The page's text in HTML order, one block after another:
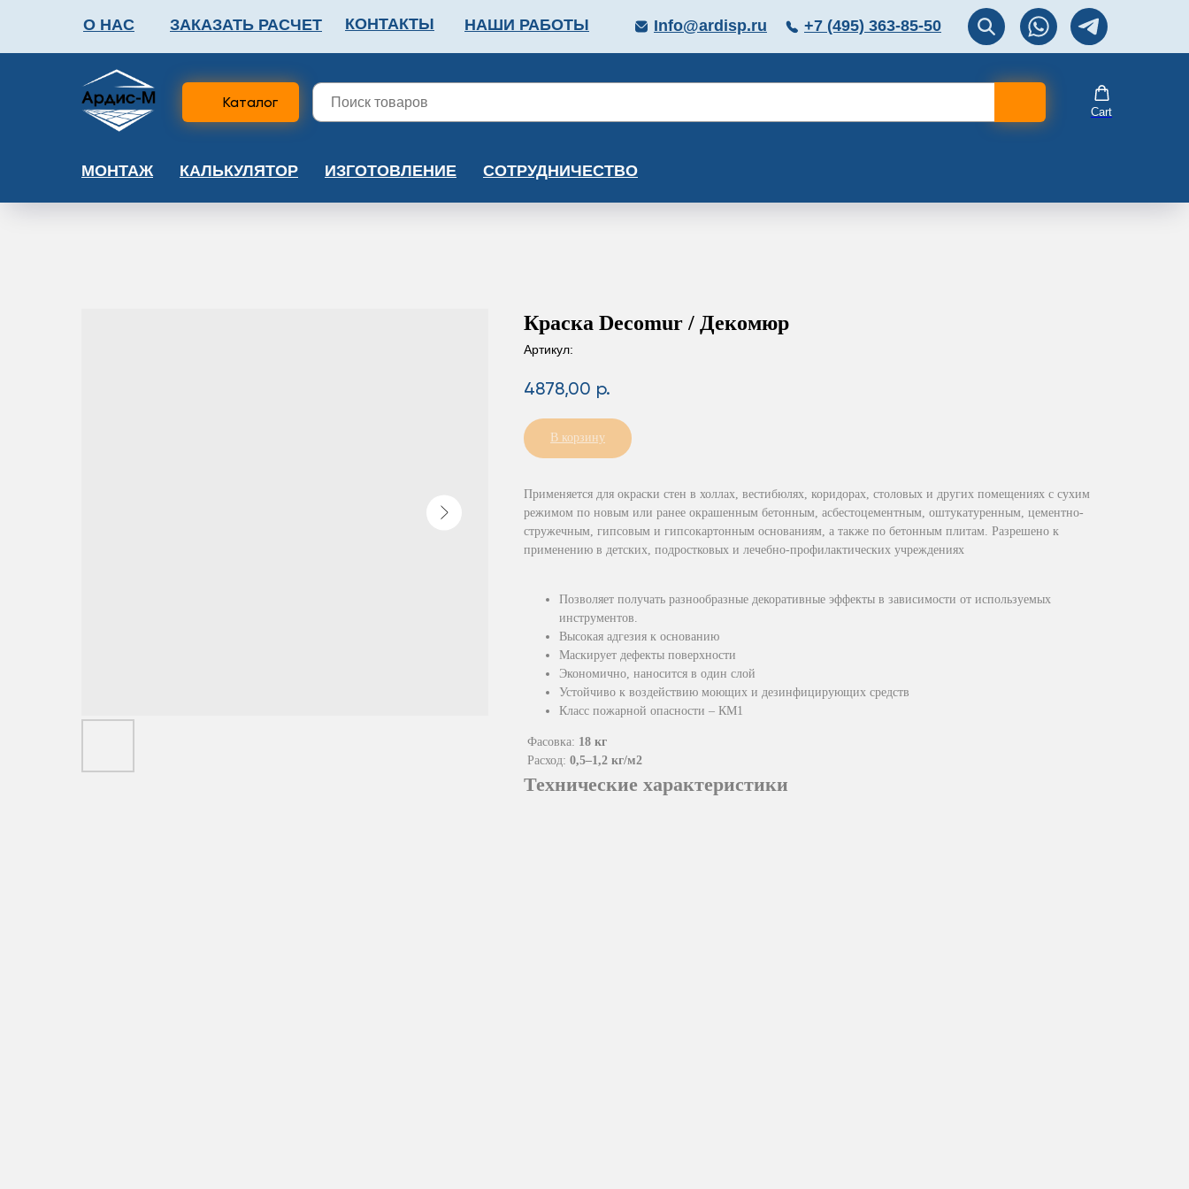
Перезвоните мне!
О НАС ЗАКАЗАТЬ РАСЧЕТ КОНТАКТЫ НАШИ РАБОТЫ +7 (495) 363-85-50
Info@ardisp.ru
ФАЛЬШПОЛ
Каталог
Cart
МОНТАЖ КАЛЬКУЛЯТОР ИЗГОТОВЛЕНИЕ СОТРУДНИЧЕСТВО
Краска Decomur / Декомюр
Артикул:
4878,00 р.
В корзину
Применяется для окраски стен в холлах, вестибюлях, коридорах, столовых и других помещениях с сухим
режимом по новым или ранее окрашенным бетонным, асбестоцементным, оштукатуренным, цементно-
стружечным, гипсовым и гипсокартонным основаниям, а также по бетонным плитам. Разрешено к
применению в детских, подростковых и лечебно-профилактических учреждениях
Позволяет получать разнообразные декоративные эффекты в зависимости от используемых
инструментов.
Высокая адгезия к основанию
Маскирует дефекты поверхности
Экономично, наносится в один слой
Устойчиво к воздействию моющих и дезинфицирующих средств
Класс пожарной опасности – КМ1
Фасовка: 18 кг
Расход: 0,5–1,2 кг/м2
Технические характеристики